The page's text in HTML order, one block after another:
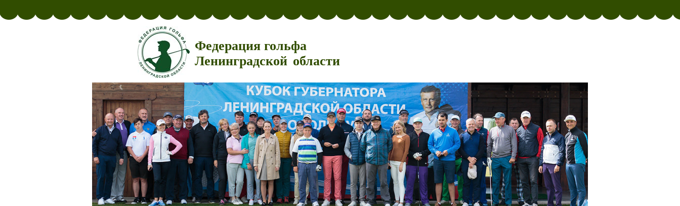
Федерация гольфа
Ленинградской области